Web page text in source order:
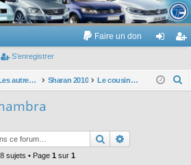
acquéreurs du Volkswagen Touran
Faire un don
ne nr
S’enregistrer
Les autres voitures et ce qui touche à la voiture Sharan 2010 Le cousin : Seat Alhambra
Rechercher
8 sujets • Page 1 sur 1